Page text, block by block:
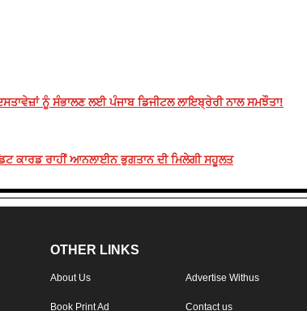
ਨੂੰ ਸੰਭਾਲਣ ਲਈ ਪੰਜਾਬ ਡਿਜੀਟਲ ਲਾਇਬ੍ਰੇਰੀ ਨਾਲ ਸਮਝੌਤਾ!
ਕਾਰਡ ਰਾਹੀਂ ਆਨਲਾਈਨ ਭੁਗਤਾਨ ਦੀ ਮਿਲੇਗੀ ਸਹੂਲਤ
OTHER LINKS
About Us Advertise Withus
Book Print Ad Contact us